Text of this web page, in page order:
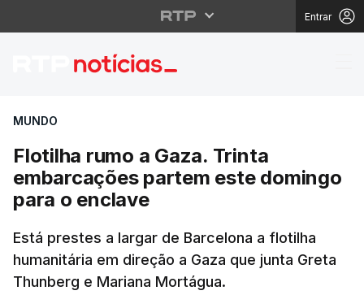
Entrar
Flotilha rumo a Gaza.
MUNDO
Flotilha rumo a Gaza. Trinta
embarcações partem este domingo
para o enclave
Está prestes a largar de Barcelona a flotilha
humanitária em direção a Gaza que junta Greta
Thunberg e Mariana Mortágua.